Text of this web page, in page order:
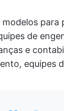
modelos
de
e
equipes